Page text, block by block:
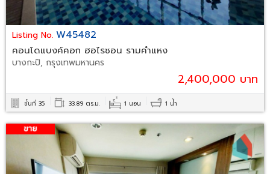
Listing No. W45482
คอนโดแบงค์คอก ฮอไรซอน รามคำแหง
บางกะปิ, กรุงเทพมหานคร
2,400,000 บาท
ชั้นที่ 35 33.89 ตร.ม. 1 นอน 1 น้ำ